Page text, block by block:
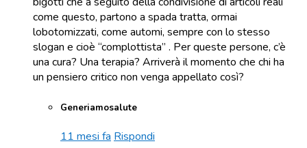
come questo, partono a spada tratta, ormai
lobotomizzati, come automi, sempre con lo stesso
slogan e cioè “complottista” . Per queste persone, c’è
una cura? Una terapia? Arriverà il momento che chi ha
un pensiero critico non venga appellato così?
Generiamosalute
11 mesi faRispondi